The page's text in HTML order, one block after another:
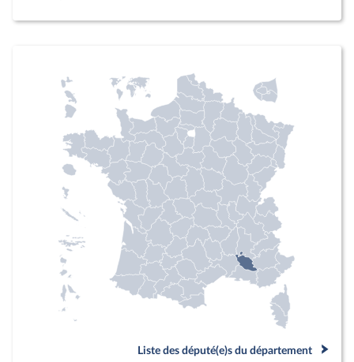
Liste des député(e)s du département